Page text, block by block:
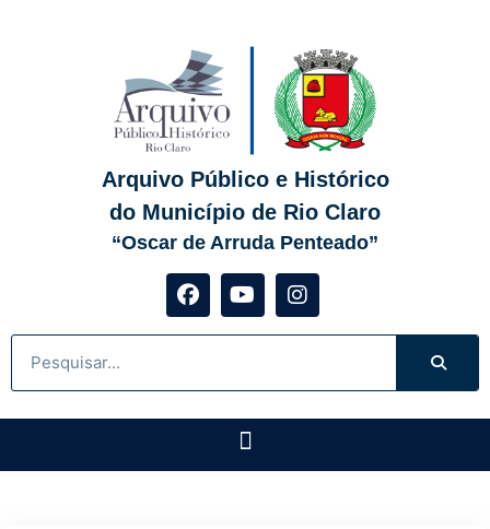
Arquivo Público e Histórico
do Município de Rio Claro
“Oscar de Arruda Penteado”